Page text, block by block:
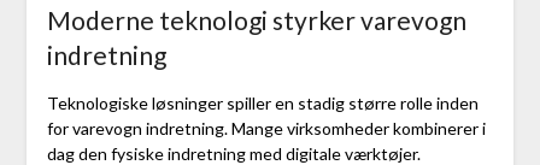
Moderne teknologi styrker varevogn
indretning
Teknologiske løsninger spiller en stadig større rolle inden
for varevogn indretning. Mange virksomheder kombinerer i
dag den fysiske indretning med digitale værktøjer.